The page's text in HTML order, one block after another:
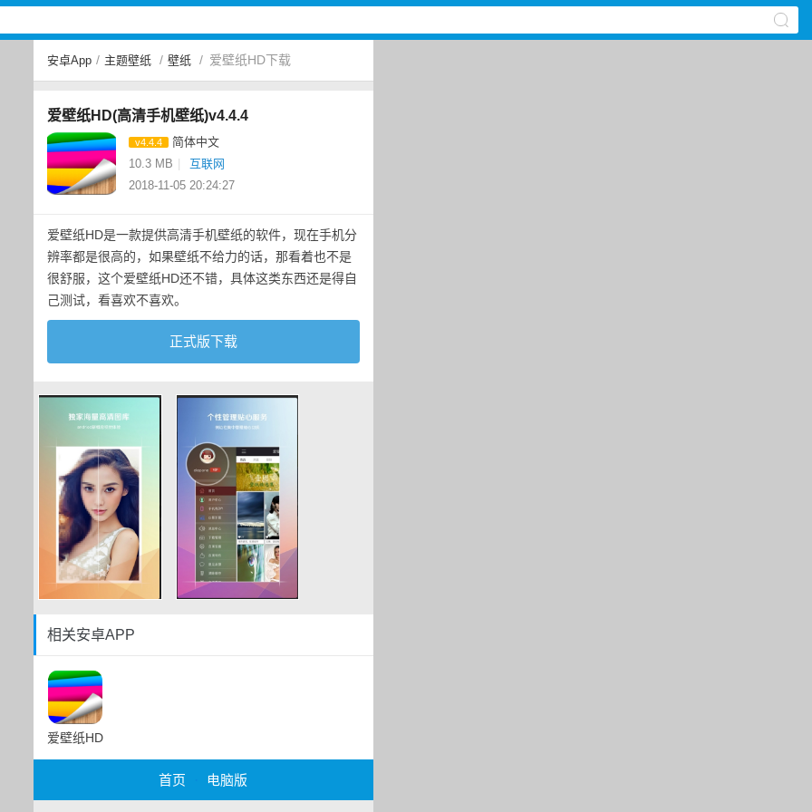
安卓App / 主题壁纸 / 壁纸 / 爱壁纸HD下载
爱壁纸HD(高清手机壁纸)v4.4.4
v4.4.4
简体中文
10.3 MB
互联网
2018-11-05 20:24:27
爱壁纸HD是一款提供高清手机壁纸的软件，现在手机分
辨率都是很高的，如果壁纸不给力的话，那看着也不是
很舒服，这个爱壁纸HD还不错，具体这类东西还是得自
己测试，看喜欢不喜欢。
正式版下载
相关安卓APP
爱壁纸HD
首页 电脑版